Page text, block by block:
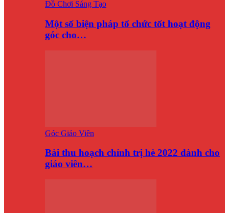
Đồ Chơi Sáng Tạo
Một số biện pháp tổ chức tốt hoạt động
góc cho…
Góc Giáo Viên
Bài thu hoạch chính trị hè 2022 dành cho
giáo viên…